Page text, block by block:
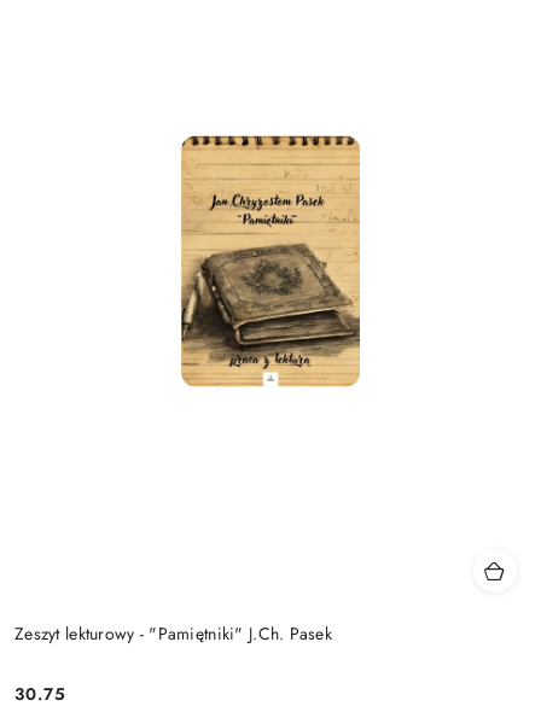
Zeszyt lekturowy - "Pamiętniki" J.Ch. Pasek
30.75